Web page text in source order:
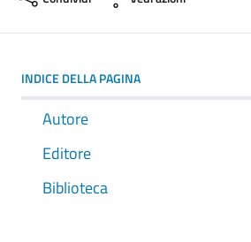
INDICE DELLA PAGINA
Autore
Editore
Biblioteca